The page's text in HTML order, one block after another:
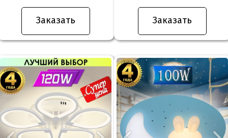
Заказать Заказать